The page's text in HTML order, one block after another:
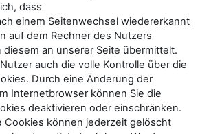
dass
einem Seitenwechsel wiedererkannt
auf dem Rechner des Nutzers
an unserer Seite übermittelt.
auch die volle Kontrolle über die
Durch eine Änderung der
Internetbrowser können Sie die
deaktivieren oder einschränken.
Cookies können jederzeit gelöscht